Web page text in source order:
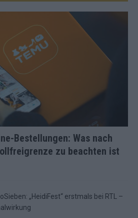
Bestellungen: Was nach
zu beachten ist